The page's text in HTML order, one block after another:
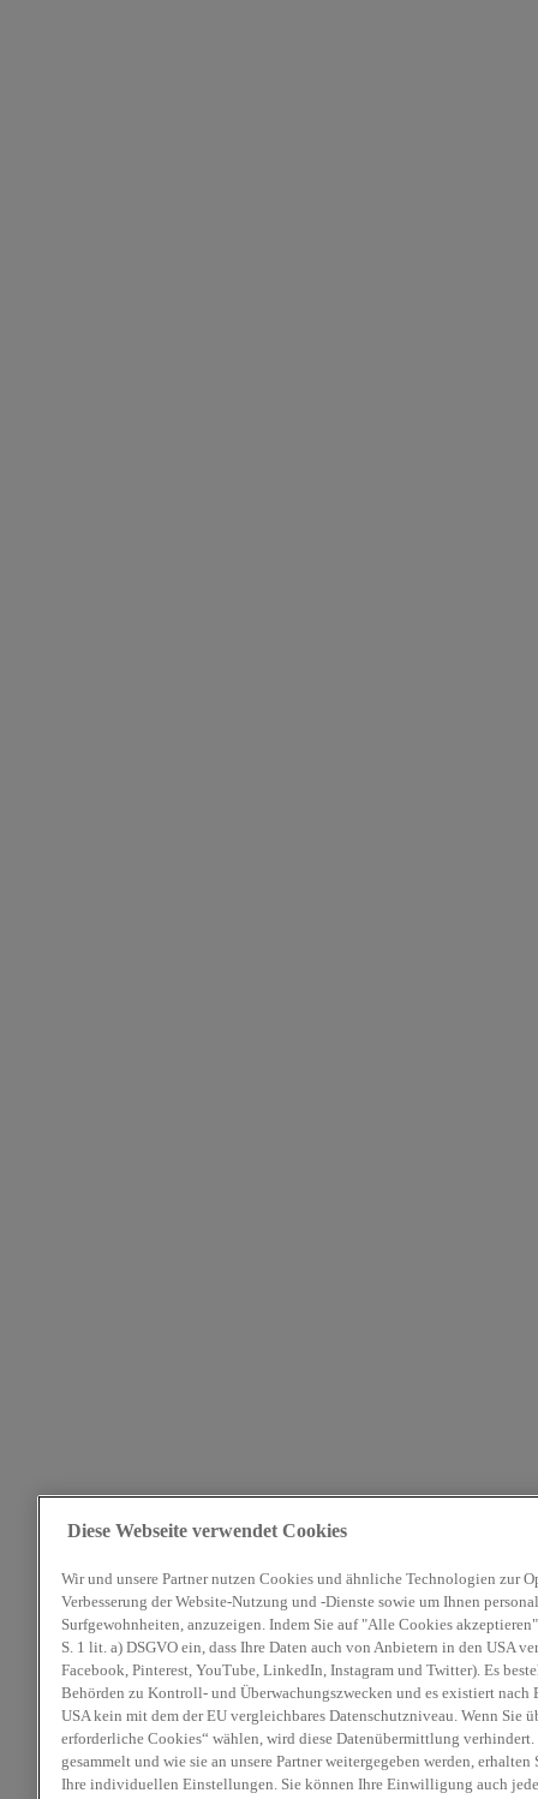
Diese Webseite verwendet Cookies
Wir und unsere Partner nutzen Cookies und ähnliche Technologien zur
Verbesserung der Website-Nutzung und -Dienste sowie um Ihnen
Surfgewohnheiten, anzuzeigen. Indem Sie auf "Alle Cookies
S. 1 lit. a) DSGVO ein, dass Ihre Daten auch von Anbietern in den USA
Facebook, Pinterest, YouTube, LinkedIn, Instagram und Twitter). Es
Behörden zu Kontroll- und Überwachungszwecken und es existiert nach
USA kein mit dem der EU vergleichbares Datenschutzniveau. Wenn Sie
erforderliche Cookies“ wählen, wird diese Datenübermittlung
gesammelt und wie sie an unsere Partner weitergegeben werden,
Ihre individuellen Einstellungen. Sie können Ihre Einwilligung auch